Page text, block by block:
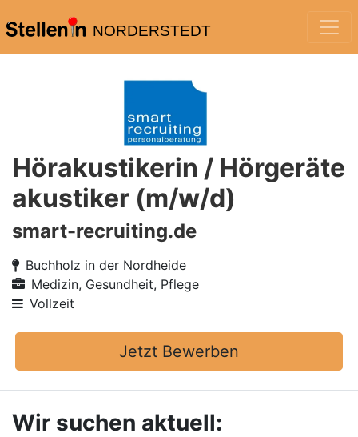
NORDERSTEDT
Hörakustikerin / Hörgeräte
akustiker (m/w/d)
smart-recruiting.de
Buchholz in der Nordheide
Medizin, Gesundheit, Pflege
Vollzeit
Jetzt Bewerben
Wir suchen aktuell: